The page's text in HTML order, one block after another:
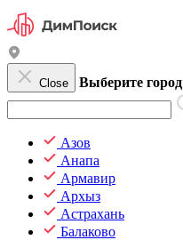
Close Выберите город
Азов
Анапа
Армавир
Архыз
Астрахань
Балаково